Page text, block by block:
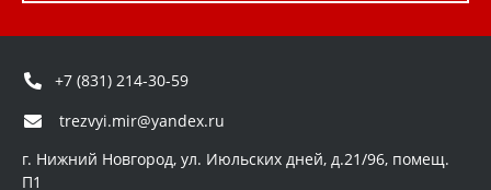
+7 (831) 214-30-59
trezvyi.mir@yandex.ru
г. Нижний Новгород, ул. Июльских дней, д.21/96, помещ.
П1